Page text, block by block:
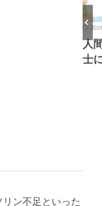
ン不足といった
屈辱を感じると狂戦
るらしい【雑談】